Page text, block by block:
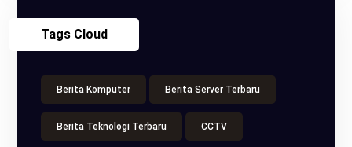
Tags Cloud
Berita Komputer Berita Server Terbaru
Berita Teknologi Terbaru CCTV